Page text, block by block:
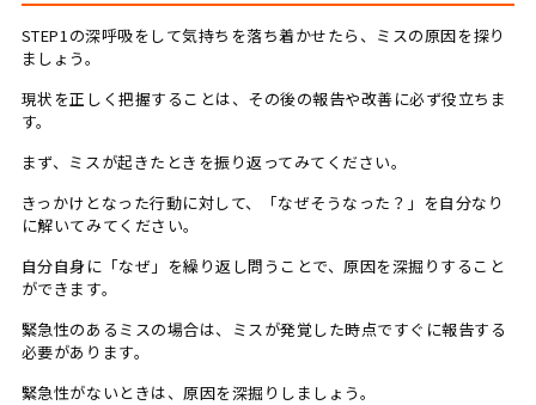
STEP1の深呼吸をして気持ちを落ち着かせたら、ミスの原因を探り
ましょう。
現状を正しく把握することは、その後の報告や改善に必ず役立ちま
す。
まず、ミスが起きたときを振り返ってみてください。
きっかけとなった行動に対して、「なぜそうなった？」を自分なり
に解いてみてください。
自分自身に「なぜ」を繰り返し問うことで、原因を深掘りすること
ができます。
緊急性のあるミスの場合は、ミスが発覚した時点ですぐに報告する
必要があります。
緊急性がないときは、原因を深掘りしましょう。